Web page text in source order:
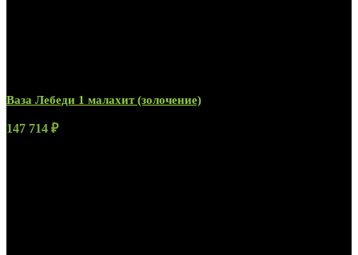
Ваза Лебеди 1 малахит (золочение)
147 714 ₽